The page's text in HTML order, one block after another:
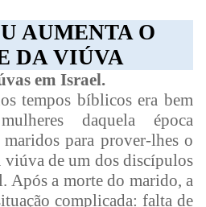
AUMENTA O
DA VIÚVA
em Israel.
tempos bíblicos era bem
daquela época
para prover-lhes o
viúva de um dos discípulos
Após a morte do marido, a
complicada: falta de